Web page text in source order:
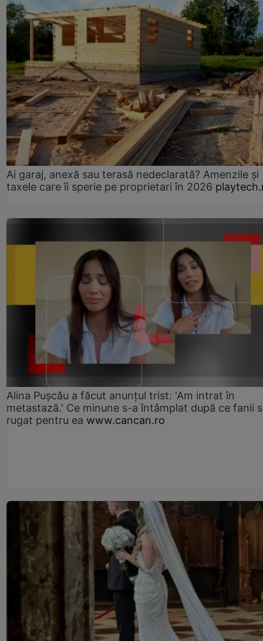
Ai garaj, anexă sau terasă nedeclarată? Amenzile și
taxele care îi sperie pe proprietari în 2026
Alina Pușcău a făcut anunțul trist: 'Am intrat în
metastază.' Ce minune s-a întâmplat după ce fanii
rugat pentru ea www.cancan.ro